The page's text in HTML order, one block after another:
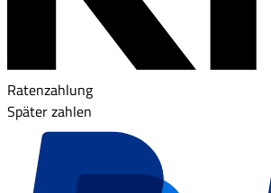
Ratenzahlung
Später zahlen